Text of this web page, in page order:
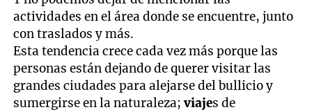
actividades en el área donde se encuentre, junto
con traslados y más.
Esta tendencia crece cada vez más porque las
personas están dejando de querer visitar las
grandes ciudades para alejarse del bullicio y
sumergirse en la naturaleza;viajes de